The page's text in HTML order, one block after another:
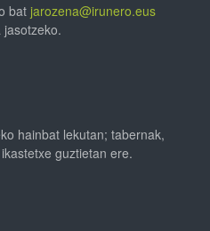
bat jarozena@irunero.eus
hainbat lekutan; tabernak,
guztietan ere.